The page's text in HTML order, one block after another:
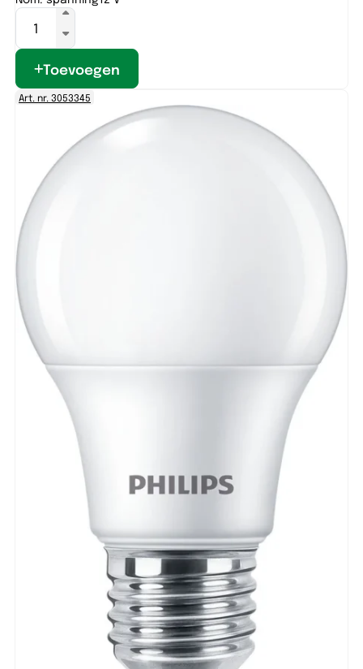
Toevoegen
Art. nr. 3053345